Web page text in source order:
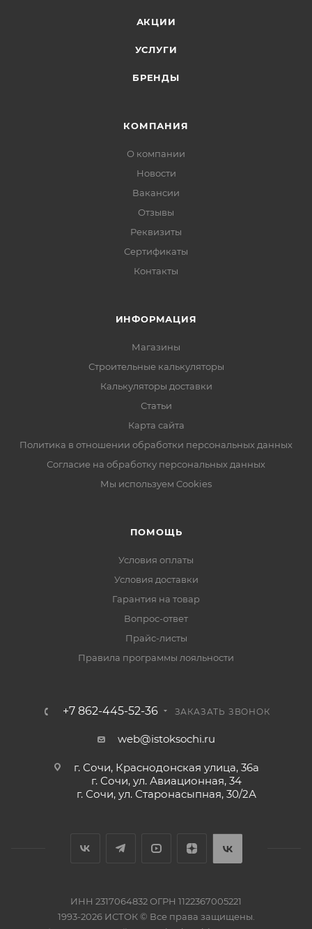
АКЦИИ
УСЛУГИ
БРЕНДЫ
КОМПАНИЯ
О компании
Новости
Вакансии
Отзывы
Реквизиты
Сертификаты
Контакты
ИНФОРМАЦИЯ
Магазины
Строительные калькуляторы
Калькуляторы доставки
Статьи
Карта сайта
Политика в отношении обработки персональных данных
Согласие на обработку персональных данных
Мы используем Cookies
ПОМОЩЬ
Условия оплаты
Условия доставки
Гарантия на товар
Вопрос-ответ
Прайс-листы
Правила программы лояльности
+7 862-445-52-36 ЗАКАЗАТЬ ЗВОНОК
web@istoksochi.ru
г. Сочи, Краснодонская улица, 36а
г. Сочи, ул. Авиационная, 34
г. Сочи, ул. Старонасыпная, 30/2А
ИНН 2317064832 ОГРН 1122367005221
1993-2026 ИСТОК © Все права защищены.